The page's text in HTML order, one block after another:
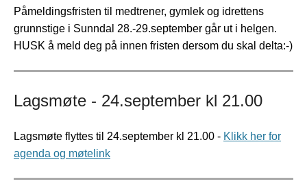
Påmeldingsfristen til medtrener, gymlek og idrettens
grunnstige i Sunndal 28.-29.september går ut i helgen.
HUSK å meld deg på innen fristen dersom du skal delta:-)
Lagsmøte - 24.september kl 21.00
Lagsmøte flyttes til 24.september kl 21.00 - Klikk her for
agenda og møtelink